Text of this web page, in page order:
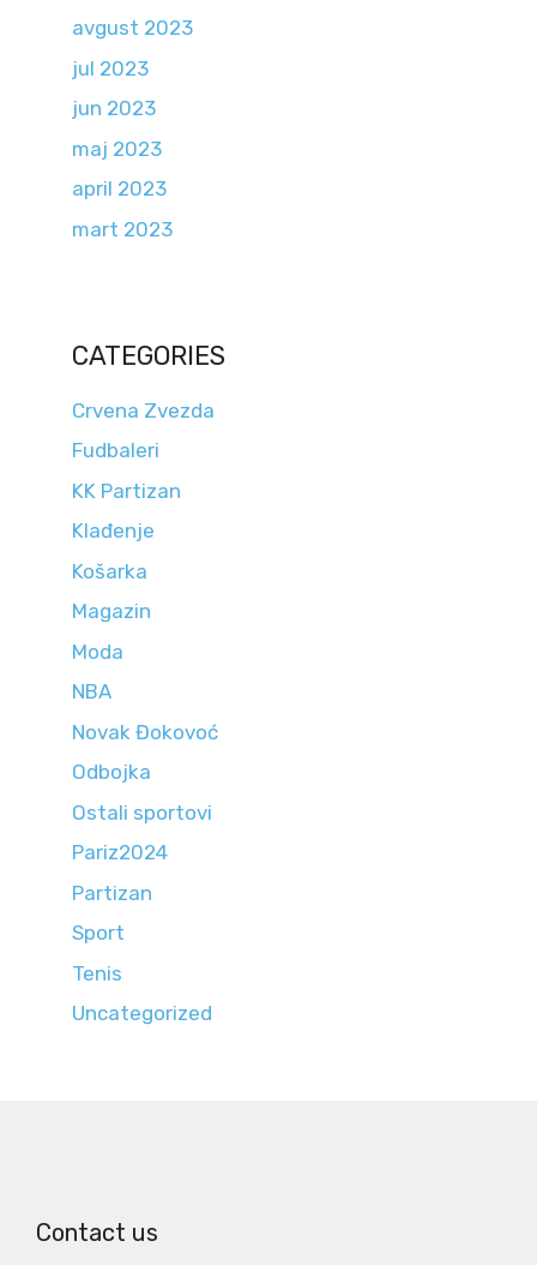
avgust 2023
jul 2023
jun 2023
maj 2023
april 2023
mart 2023
CATEGORIES
Crvena Zvezda
Fudbaleri
KK Partizan
Klađenje
Košarka
Magazin
Moda
NBA
Novak Đokovoć
Odbojka
Ostali sportovi
Pariz2024
Partizan
Sport
Tenis
Uncategorized
Contact us